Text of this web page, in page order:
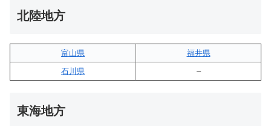
北陸地方
富山県
福井県
石川県
–
東海地方